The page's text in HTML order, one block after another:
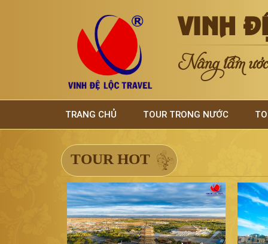
VINH
Nâng tầm
TRANG CHỦ TOUR TRONG NƯỚC
TOUR HOT